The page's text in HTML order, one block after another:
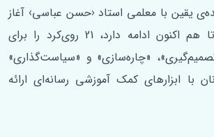
یقین با معلمی استاد ‹حسن عباسی› آغاز
شد. این دوره که تا هم اکنون ادامه دارد، 21 روی‌کرد را برای
«چاره‌سازی» و «سیاست‌گذاری»
با ابزارهای کمک آموزشی رسانه‌ای ارائه